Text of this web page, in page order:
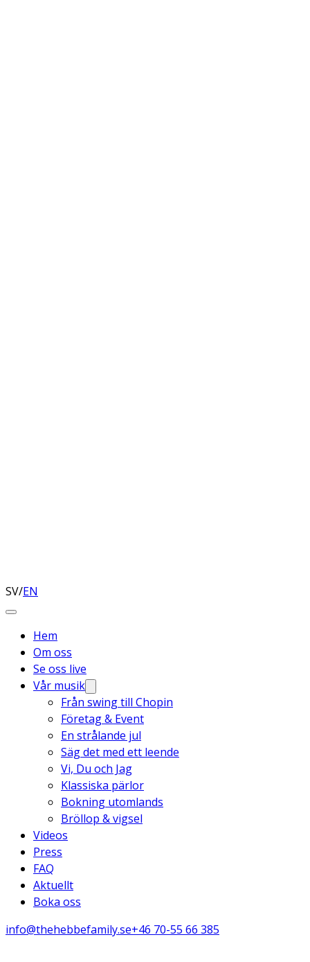
SV/EN
Hem
Om oss
Se oss live
Vår musik
Från swing till Chopin
Företag & Event
En strålande jul
Säg det med ett leende
Vi, Du och Jag
Klassiska pärlor
Bokning utomlands
Bröllop & vigsel
Videos
Press
FAQ
Aktuellt
Boka oss
info@thehebbefamily.se+46 70-55 66 385